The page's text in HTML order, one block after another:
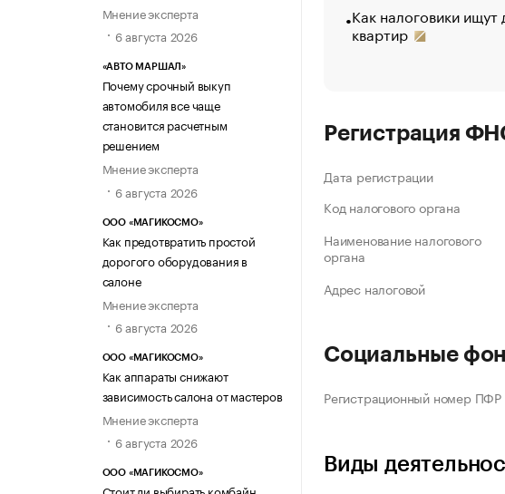
Мнение эксперта
6 августа 2026
«АВТО МАРШАЛ»
Почему срочный выкуп
автомобиля все чаще
становится расчетным
решением
Мнение эксперта
6 августа 2026
ООО «МАГИКОСМО»
Как предотвратить простой
дорогого оборудования в
салоне
Мнение эксперта
6 августа 2026
ООО «МАГИКОСМО»
Как аппараты снижают
зависимость салона от мастеров
Мнение эксперта
6 августа 2026
ООО «МАГИКОСМО»
Как налоговики
квартир
Регистрация
Дата регистрации
Код налогового органа
Наименование налогового
органа
Адрес налоговой
Социальные
Регистрационный номер ПФР
Виды